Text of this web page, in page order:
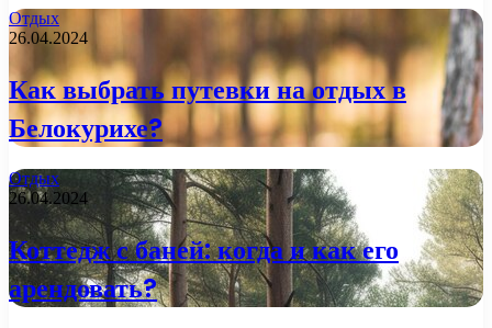
Отдых
26.04.2024
Как выбрать путевки на отдых в
Белокурихе?
Отдых
26.04.2024
Коттедж с баней: когда и как его
арендовать?